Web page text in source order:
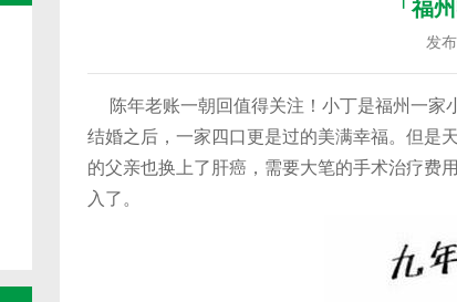
「福
发
陈年老账一朝回值得关注！小丁是福州一家
结婚之后，一家四口更是过的美满幸福。但是
的父亲也换上了肝癌，需要大笔的手术治疗费
入了。